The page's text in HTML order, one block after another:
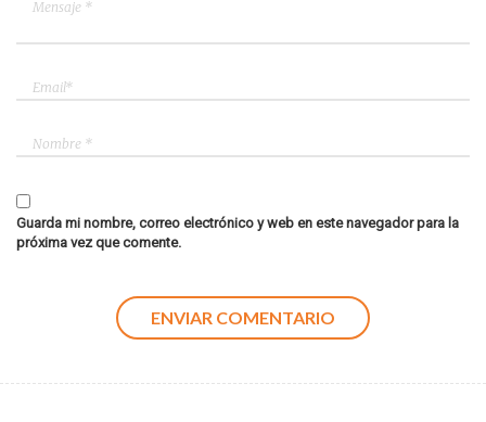
Guarda mi nombre, correo electrónico y web en este navegador para la
próxima vez que comente.